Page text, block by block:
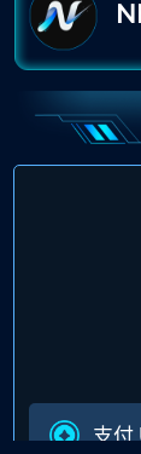
支付